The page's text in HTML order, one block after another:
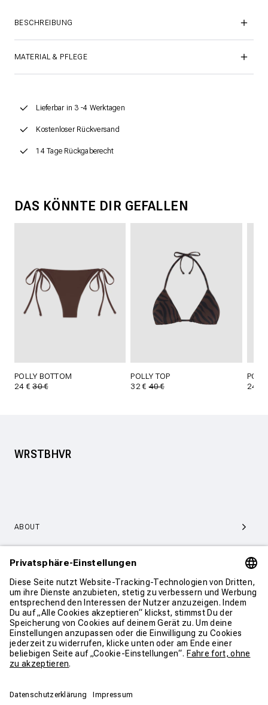
BESCHREIBUNG
MATERIAL & PFLEGE
Lieferbar in 3 -4 Werktagen
Kostenloser Rückversand
14 Tage Rückgaberecht
DAS KÖNNTE DIR GEFALLEN
POLLY BOTTOM
24 €30 €
POLLY TOP
32 €40 €
24 €
WRSTBHVR
ABOUT
SERVICE & SUPPORT
KONTAKT